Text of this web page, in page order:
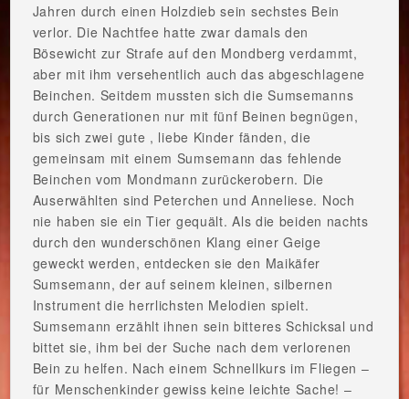
Jahren durch einen Holzdieb sein sechstes Bein
verlor. Die Nachtfee hatte zwar damals den
Bösewicht zur Strafe auf den Mondberg verdammt,
aber mit ihm versehentlich auch das abgeschlagene
Beinchen. Seitdem mussten sich die Sumsemanns
durch Generationen nur mit fünf Beinen begnügen,
bis sich zwei gute , liebe Kinder fänden, die
gemeinsam mit einem Sumsemann das fehlende
Beinchen vom Mondmann zurückerobern. Die
Auserwählten sind Peterchen und Anneliese. Noch
nie haben sie ein Tier gequält. Als die beiden nachts
durch den wunderschönen Klang einer Geige
geweckt werden, entdecken sie den Maikäfer
Sumsemann, der auf seinem kleinen, silbernen
Instrument die herrlichsten Melodien spielt.
Sumsemann erzählt ihnen sein bitteres Schicksal und
bittet sie, ihm bei der Suche nach dem verlorenen
Bein zu helfen. Nach einem Schnellkurs im Fliegen –
für Menschenkinder gewiss keine leichte Sache! –